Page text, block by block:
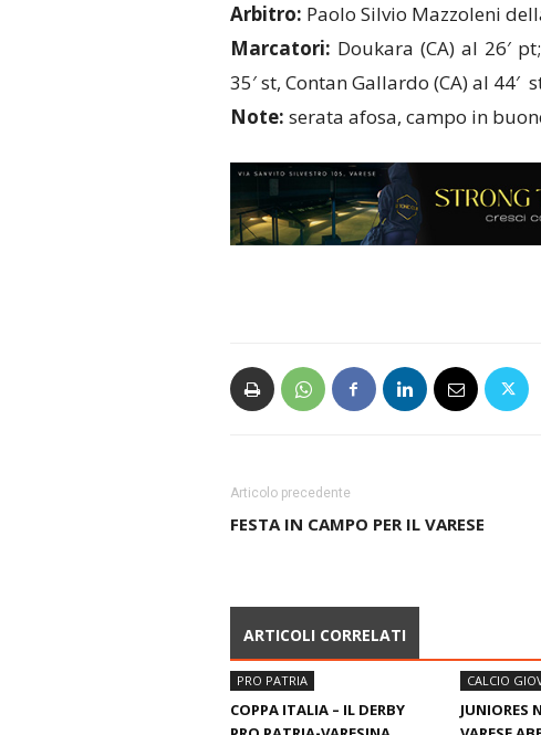
Arbitro: Paolo Silvio Mazzoleni
Marcatori: Doukara (CA) al 26′
35′ st, Contan Gallardo (CA) al 44′
Note: serata afosa, campo in
Articolo precedente
FESTA IN CAMPO PER IL VARESE
ARTICOLI CORRELATI
PRO PATRIA
COPPA ITALIA – IL DERBY
CALCIO
JUNIORES